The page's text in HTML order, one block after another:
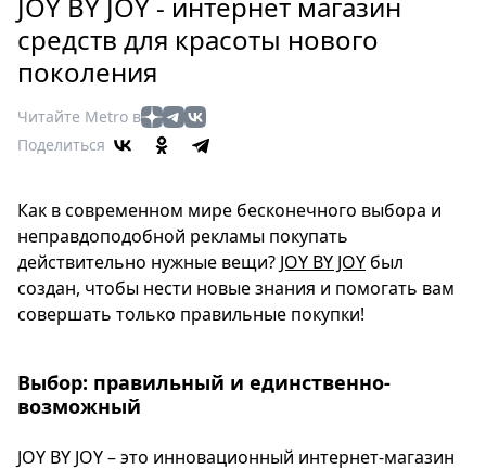
Россия
Мир
Здоровье
Еда
Туризм
Театр
Кино
Афиша
Книги
Выставки
релизы
Metro
средств для красоты нового
поколения
Читайте Metro в
Поделиться
Как в современном мире бесконечного выбора и
неправдоподобной рекламы покупать
действительно нужные вещи? JOY BY JOY был
создан, чтобы нести новые знания и помогать вам
совершать только правильные покупки!
Выбор: правильный и единственно-
возможный
JOY BY JOY – это инновационный интернет-магазин